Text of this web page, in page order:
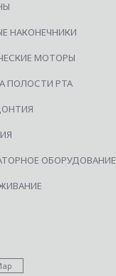
НАКОНЕЧНИКИ
МОТОРЫ
ПОЛОСТИ РТА
ОБОРУДОВАНИЕ